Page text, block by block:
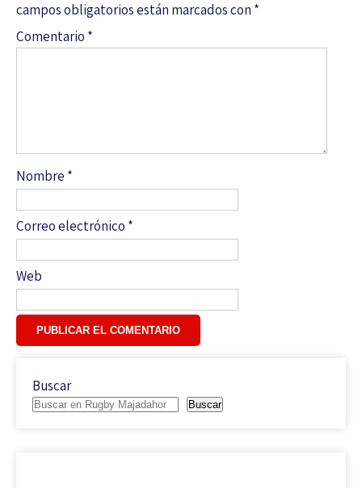
campos obligatorios están marcados con *
Comentario *
Nombre *
Correo electrónico *
Web
Buscar
Buscar